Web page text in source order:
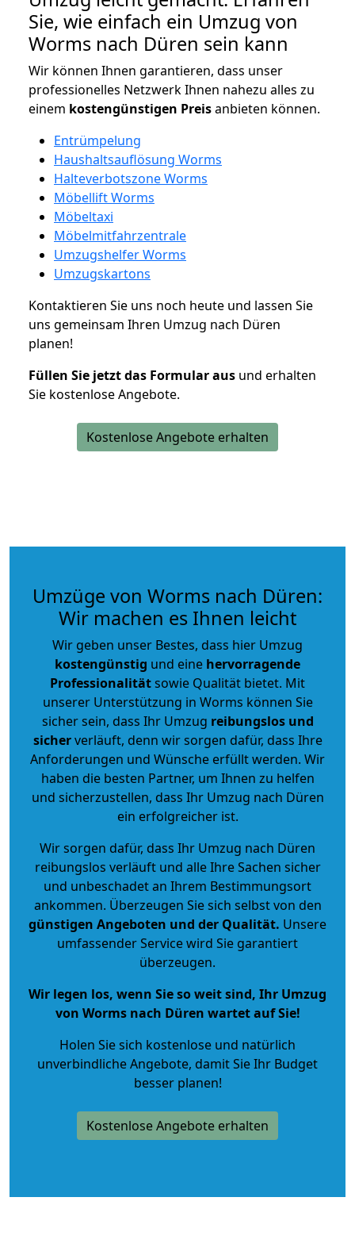
Sie, wie einfach ein Umzug von
Worms nach Düren sein kann
Wir können Ihnen garantieren, dass unser
professionelles Netzwerk Ihnen nahezu alles zu
einem kostengünstigen Preisanbieten können.
Entrümpelung
Haushaltsauflösung Worms
Halteverbotszone Worms
Möbellift Worms
Möbeltaxi
Möbelmitfahrzentrale
Umzugshelfer Worms
Umzugskartons
Kontaktieren Sie uns noch heute und lassen Sie
uns gemeinsam Ihren Umzug nach Düren
planen!
Füllen Sie jetzt das Formular aus und erhalten
Sie kostenlose Angebote.
Kostenlose Angebote erhalten
Umzüge von Worms nach Düren:
Wir machen es Ihnen leicht
Wir geben unser Bestes, dass hier Umzug
kostengünstig und eine hervorragende
Professionalitätsowie Qualität bietet. Mit
unserer Unterstützung in Worms können Sie
sicher sein, dass Ihr Umzug reibungslos und
sicherverläuft, denn wir sorgen dafür, dass Ihre
Anforderungen und Wünsche erfüllt werden. Wir
haben die besten Partner, um Ihnen zu helfen
und sicherzustellen, dass Ihr Umzug nach Düren
ein erfolgreicher ist.
Wir sorgen dafür, dass Ihr Umzug nach Düren
reibungslos verläuft und alle Ihre Sachen sicher
und unbeschadet an Ihrem Bestimmungsort
ankommen. Überzeugen Sie sich selbst von den
günstigen Angeboten und der Qualität. Unsere
umfassender Service wird Sie garantiert
überzeugen.
Wir legen los, wenn Sie so weit sind, Ihr Umzug
von Worms nach Düren wartet auf Sie!
Holen Sie sich kostenlose und natürlich
unverbindliche Angebote, damit Sie Ihr Budget
besser planen!
Kostenlose Angebote erhalten